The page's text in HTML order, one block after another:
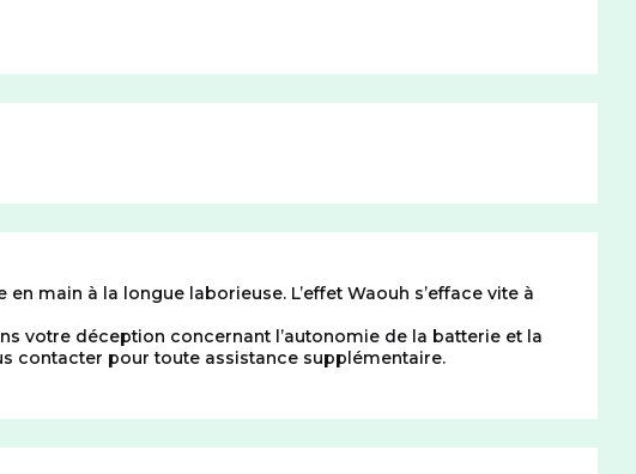
main à la longue laborieuse. L’effet Waouh s’efface vite à
votre déception concernant l’autonomie de la batterie et la
contacter pour toute assistance supplémentaire.